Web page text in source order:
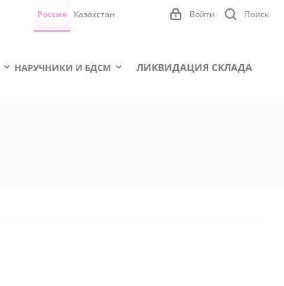
Поиск
Войти
Россия Казахстан
НАРУЧНИКИ И БДСМ ЛИКВИДАЦИЯ СКЛАДА